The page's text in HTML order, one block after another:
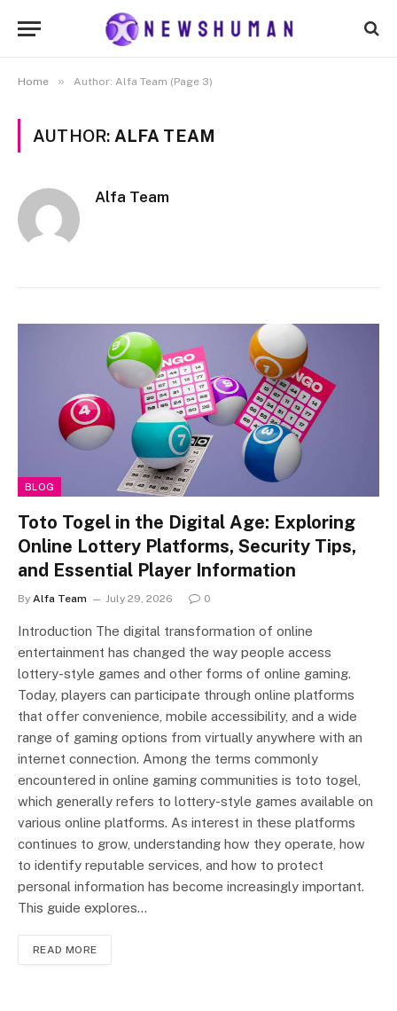
Home » Author: Alfa Team (Page 3)
AUTHOR: ALFA TEAM
Alfa Team
BLOG
Toto Togel in the Digital Age: Exploring
Online Lottery Platforms, Security Tips,
and Essential Player Information
By Alfa Team July 29, 2026 0
Introduction The digital transformation of online
entertainment has changed the way people access
lottery-style games and other forms of online gaming.
Today, players can participate through online platforms
that offer convenience, mobile accessibility, and a wide
range of gaming options from virtually anywhere with an
internet connection. Among the terms commonly
encountered in online gaming communities is toto togel,
which generally refers to lottery-style games available on
various online platforms. As interest in these platforms
continues to grow, understanding how they operate, how
to identify reputable services, and how to protect
personal information has become increasingly important.
This guide explores…
READ MORE